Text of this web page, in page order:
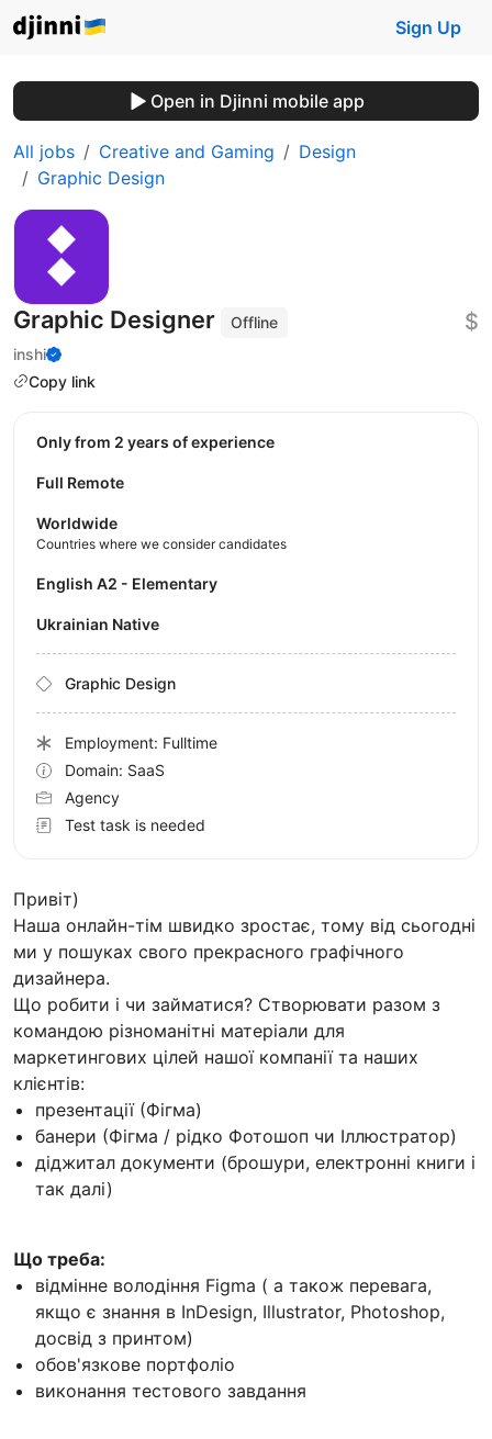
Sign Up
Open in Djinni mobile app
All jobs Creative and Gaming
Design
Graphic Design
Graphic Designer
Offline
inshi
Copy link
$
Привіт)
Наша онлайн-тім швидко зростає, тому від сьогодні
ми у пошуках свого прекрасного графічного
дизайнера.
Що робити і чи займатися? Створювати разом з
командою різноманітні матеріали для
маркетингових цілей нашої компанії та наших
клієнтів:
презентації (Фігма)
банери (Фігма / рідко Фотошоп чи Іллюстратор)
діджитал документи (брошури, електронні книги і
так далі)
Що треба:
відмінне володіння Figma ( а також перевага,
якщо є знання в InDesign, Illustrator, Photoshop,
досвід з принтом)
обов'язкове портфоліо
виконання тестового завдання
Only from 2 years of experience
Full Remote
Worldwide
Countries where we consider candidates
English A2 - Elementary
Ukrainian Native
Graphic Design
Employment: Fulltime
Domain: SaaS
Agency
Test task is needed